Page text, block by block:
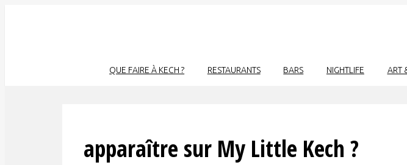
QUE FAIRE À KECH ? RESTAURANTS BARS NIGHTLIFE ART
apparaître sur My Little Kech ?